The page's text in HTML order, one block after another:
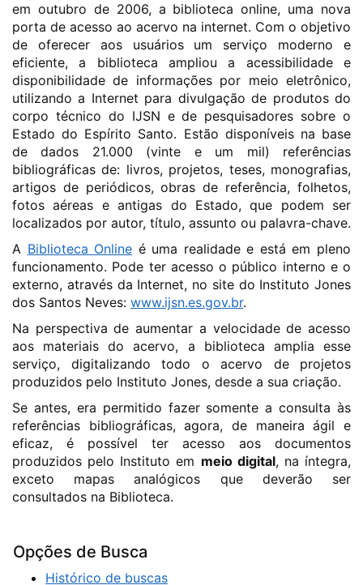
em outubro de 2006, a biblioteca online, uma nova
porta de acesso ao acervo na internet. Com o objetivo
de oferecer aos usuários um serviço moderno e
eficiente, a biblioteca ampliou a acessibilidade e
disponibilidade de informações por meio eletrônico,
utilizando a Internet para divulgação de produtos do
corpo técnico do IJSN e de pesquisadores sobre o
Estado do Espírito Santo. Estão disponíveis na base
de dados 21.000 (vinte e um mil) referências
bibliográficas de: livros, projetos, teses, monografias,
artigos de periódicos, obras de referência, folhetos,
fotos aéreas e antigas do Estado, que podem ser
localizados por autor, título, assunto ou palavra-chave.
A Biblioteca Online é uma realidade e está em pleno
funcionamento. Pode ter acesso o público interno e o
externo, através da Internet, no site do Instituto Jones
dos Santos Neves: www.ijsn.es.gov.br.
Na perspectiva de aumentar a velocidade de acesso
aos materiais do acervo, a biblioteca amplia esse
serviço, digitalizando todo o acervo de projetos
produzidos pelo Instituto Jones, desde a sua criação.
Se antes, era permitido fazer somente a consulta às
referências bibliográficas, agora, de maneira ágil e
eficaz, é possível ter acesso aos documentos
produzidos pelo Instituto em meio digital, na íntegra,
exceto mapas analógicos que deverão ser
consultados na Biblioteca.
Opções de Busca
Histórico de buscas